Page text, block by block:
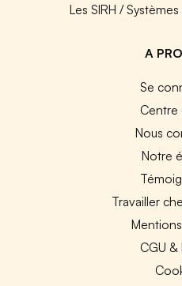
Les SIRH /
A
Se
Centre
Nous
Notre
Travailler
CGU &